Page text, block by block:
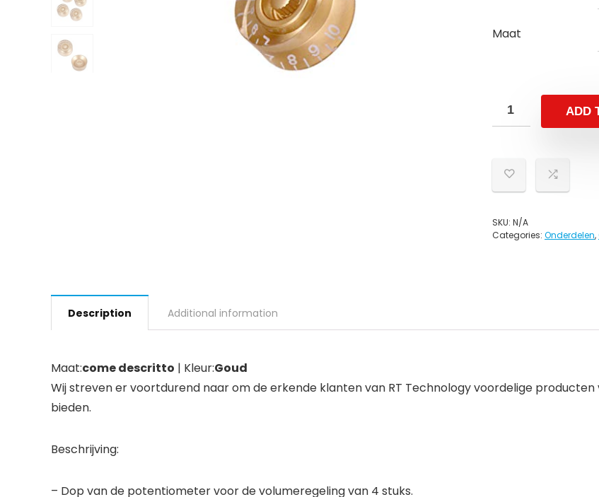
Maat
ADD
SKU: N/A
Categories: Onderdelen,
Description Additional information
Maat:come descritto | Kleur:Goud
Wij streven er voortdurend naar om de erkende klanten van RT Technology voordelige
bieden.
Beschrijving:
– Dop van de potentiometer voor de volumeregeling van 4 stuks.